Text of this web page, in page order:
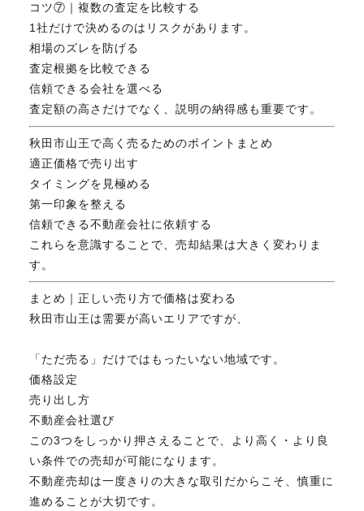
コツ⑦｜複数の査定を比較する
1社だけで決めるのはリスクがあります。
相場のズレを防げる
査定根拠を比較できる
信頼できる会社を選べる
査定額の高さだけでなく、説明の納得感も重要です。
秋田市山王で高く売るためのポイントまとめ
適正価格で売り出す
タイミングを見極める
第一印象を整える
信頼できる不動産会社に依頼する
これらを意識することで、売却結果は大きく変わりま
す。
まとめ｜正しい売り方で価格は変わる
秋田市山王は需要が高いエリアですが、
「ただ売る」だけではもったいない地域です。
価格設定
売り出し方
不動産会社選び
この3つをしっかり押さえることで、より高く・より良
い条件での売却が可能になります。
不動産売却は一度きりの大きな取引だからこそ、慎重に
進めることが大切です。